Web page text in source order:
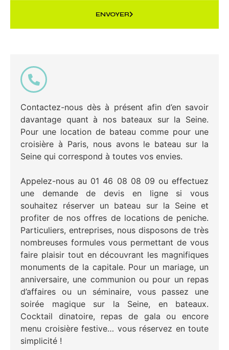
ENVOYER
Contactez-nous dès à présent afin d’en savoir
davantage quant à nos bateaux sur la Seine.
Pour une location de bateau comme pour une
croisière à Paris, nous avons le bateau sur la
Seine qui correspond à toutes vos envies.
Appelez-nous au 01 46 08 08 09 ou effectuez
une demande de devis en ligne si vous
souhaitez réserver un bateau sur la Seine et
profiter de nos offres de locations de peniche.
Particuliers, entreprises, nous disposons de très
nombreuses formules vous permettant de vous
faire plaisir tout en découvrant les magnifiques
monuments de la capitale. Pour un mariage, un
anniversaire, une communion ou pour un repas
d’affaires ou un séminaire, vous passez une
soirée magique sur la Seine, en bateaux.
Cocktail dinatoire, repas de gala ou encore
menu croisière festive… vous réservez en toute
simplicité !